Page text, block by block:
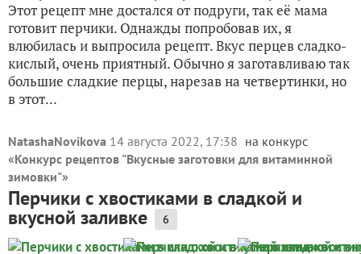
Этот рецепт мне достался от подруги, так её мама
готовит перчики. Однажды попробовав их, я
влюбилась и выпросила рецепт. Вкус перцев сладко-
кислый, очень приятный. Обычно я заготавливаю так
большие сладкие перцы, нарезав на четвертинки, но
в этот...
NatashaNovikova 14 августа 2022, 17:38 на конкурс
«Конкурс рецептов "Вкусные заготовки для витаминной
зимовки"»
Перчики с хвостиками в сладкой и
вкусной заливке 6